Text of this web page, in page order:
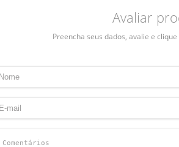
Avaliar
Preencha seus dados, avalie e